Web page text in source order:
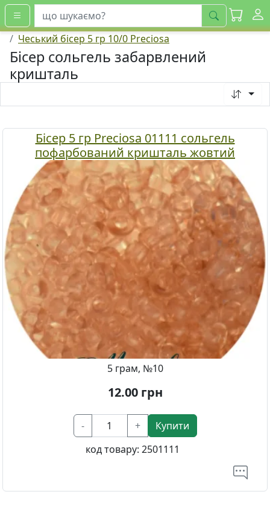
шукати
Чеський бісер 5 гр 10/0 Preciosa
Бісер сольгель забарвлений
кришталь
Бісер 5 гр Preciosa 01111 сольгель
пофарбований кришталь жовтий
5 грам, №10
12.00грн
- +
Купити
код товару: 2501111